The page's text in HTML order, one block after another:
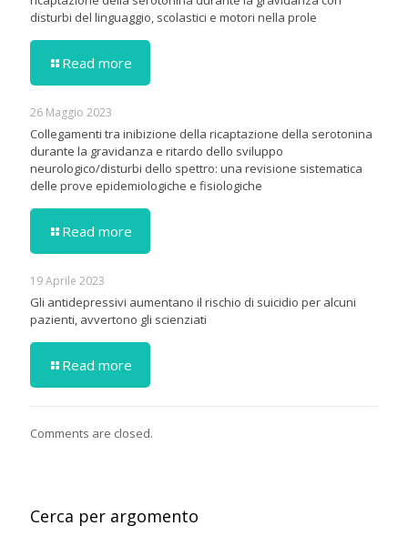
disturbi del linguaggio, scolastici e motori nella prole
Read more
26 Maggio 2023
Collegamenti tra inibizione della ricaptazione della serotonina
durante la gravidanza e ritardo dello sviluppo
neurologico/disturbi dello spettro: una revisione sistematica
delle prove epidemiologiche e fisiologiche
Read more
19 Aprile 2023
Gli antidepressivi aumentano il rischio di suicidio per alcuni
pazienti, avvertono gli scienziati
Read more
Comments are closed.
Cerca per argomento